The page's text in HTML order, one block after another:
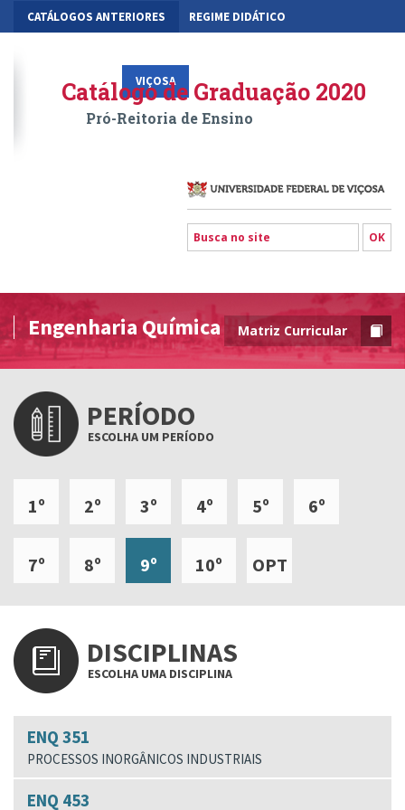
CATÁLOGOS ANTERIORES REGIME DIDÁTICO
VIÇOSA RIO PARANAÍBA FLORESTAL
Catálogo de Graduação 2020
Pró-Reitoria de Ensino
Engenharia Química Matriz Curricular
PERÍODO
ESCOLHA UM PERÍODO
1º 2º 3º 4º 5º 6º
7º 8º 9º 10º OPT
DISCIPLINAS
ESCOLHA UMA DISCIPLINA
ENQ 351
PROCESSOS INORGÂNICOS INDUSTRIAIS
ENQ 453